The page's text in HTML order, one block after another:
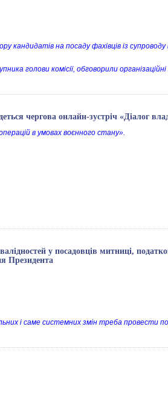
кандидатів на посаду фахівців із
голови комісії, обговорили
чергова онлайн-зустріч «Діалог
в умовах воєнного стану».
у посадовців митниці,
Президента
і саме системних змін треба провести